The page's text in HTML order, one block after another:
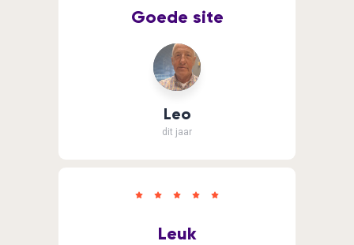
Leo
dit jaar
Goede site
Leuk